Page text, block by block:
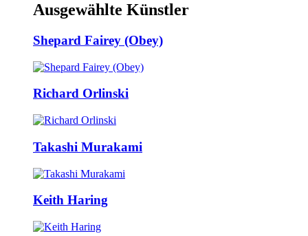
Ausgewählte Künstler
Shepard Fairey (Obey)
Richard Orlinski
Takashi Murakami
Keith Haring